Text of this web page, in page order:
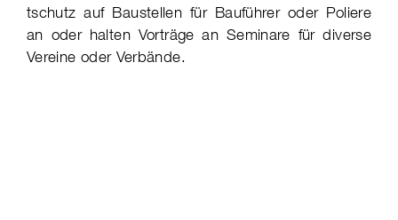
tschutz auf Bau­stellen für Bau­führer oder Poliere
an oder halten Vor­träge an Semi­nare für diverse
Vereine oder Verbände.